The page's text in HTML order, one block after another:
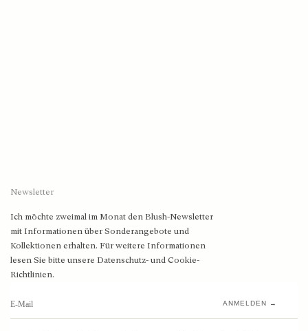
Newsletter
Ich möchte zweimal im Monat den Blush-Newsletter
mit Informationen über Sonderangebote und
Kollektionen erhalten. Für weitere Informationen
lesen Sie bitte unsere Datenschutz- und Cookie-
Richtlinien.
ANMELDEN →